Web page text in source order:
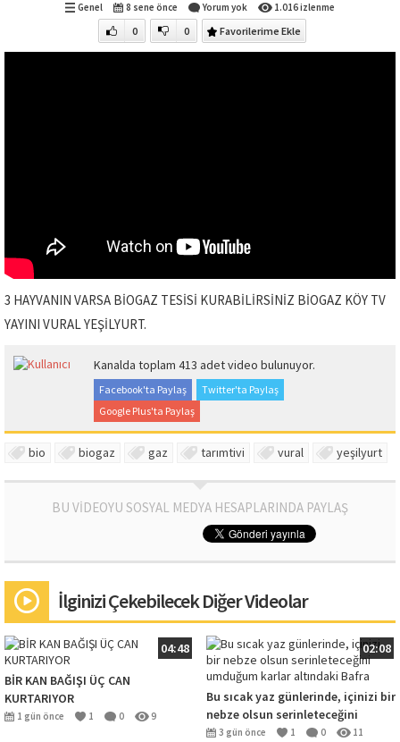
Genel 8 sene önce Yorum yok 1.016 izlenme
0 0 Favorilerime Ekle
3 HAYVANIN VARSA BİOGAZ TESİSİ KURABİLİRSİNİZ BİOGAZ KÖY TV
YAYINI VURAL YEŞİLYURT.
Kanalda toplam 413 adet video bulunuyor.
Facebook'ta Paylaş
Twitter'ta Paylaş
Google Plus'ta Paylaş
bio biogaz gaz tarımtivi vural yeşilyurt
BU VİDEOYU SOSYAL MEDYA HESAPLARINDA PAYLAŞ
İlginizi Çekebilecek Diğer Videolar
04:48
BİR KAN BAĞIŞI ÜÇ CAN
KURTARIYOR
1 gün önce 1 0 9
02:08
Bu sıcak yaz günlerinde, içinizi bir
nebze olsun serinleteceğini
umduğum karlar altındaki Bafra
3 gün önce 1 0 11